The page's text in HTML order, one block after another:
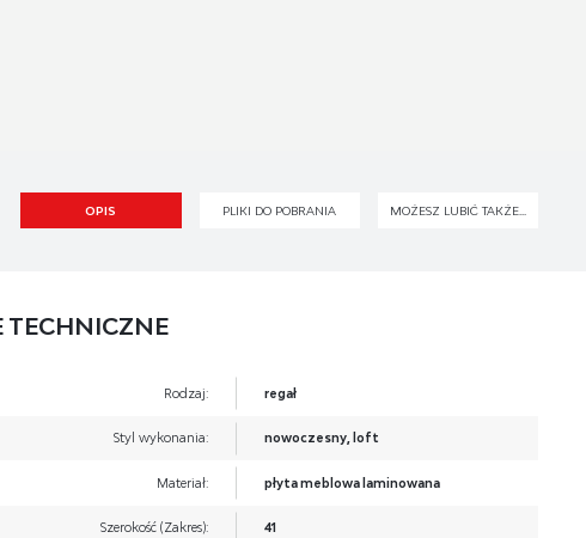
OPIS PLIKI DO POBRANIA MOŻESZ LUBIĆ TAKŻE...
TECHNICZNE
Rodzaj: regał
Styl wykonania: nowoczesny, loft
Materiał: płyta meblowa laminowana
Szerokość (Zakres): 41